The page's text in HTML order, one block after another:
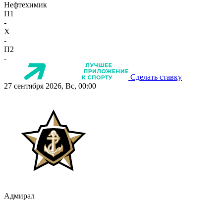
Нефтехимик
П1
-
X
-
П2
-
Сделать ставку
27 сентября 2026, Вс, 00:00
Адмирал